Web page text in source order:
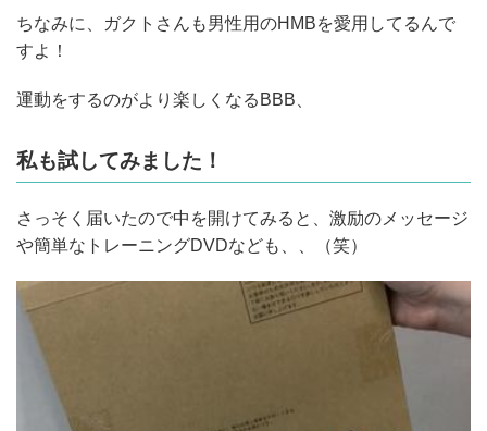
ちなみに、ガクトさんも男性用のHMBを愛用してるんで
すよ！
運動をするのがより楽しくなるBBB、
私も試してみました！
さっそく届いたので中を開けてみると、激励のメッセージ
や簡単なトレーニングDVDなども、、（笑）